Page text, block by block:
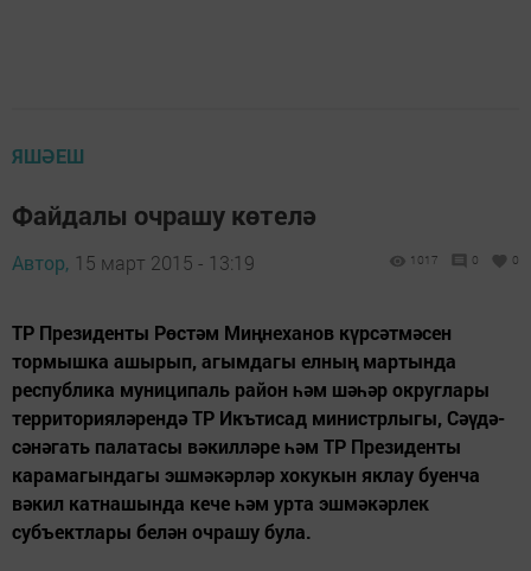
ЯШӘЕШ
Файдалы очрашу көтелә
Автор, 15 март 2015 - 13:19 1017 0 0
ТР Президенты Рөстәм Миңнеханов күрсәтмәсен
тормышка ашырып, агымдагы елның мартында
республика муниципаль район һәм шәһәр округлары
территорияләрендә ТР Икътисад министрлыгы, Сәүдә-
сәнәгать палатасы вәкилләре һәм ТР Президенты
карамагындагы эшмәкәрләр хокукын яклау буенча
вәкил катнашында кече һәм урта эшмәкәрлек
субъектлары белән очрашу була.